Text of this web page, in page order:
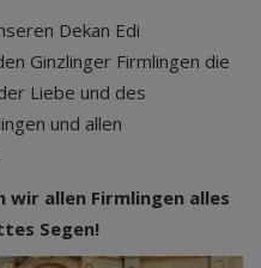
Dekan Edi
Ginzlinger Firmlingen die
Liebe und des
und allen
wir allen Firmlingen alles
Segen!